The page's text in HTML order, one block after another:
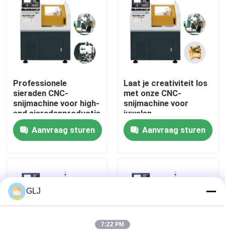
VR -show
Kwaliteitscontrole
Neem contact met ons op
Gevallen
Professionele
sieraden CNC-
snijmachine voor high-
end sieradenproductie
Aanvraag sturen
Laat je creativiteit los
met onze CNC-
snijmachine voor
juwelen
Aanvraag sturen
GLJ
7:22 PM